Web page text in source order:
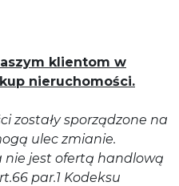
klientom w
nieruchomości.
zostały sporządzone na
ulec zmianie.
nie jest ofertą handlową
par.1 Kodeksu